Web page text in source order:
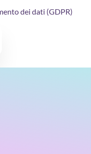
dei dati (GDPR)